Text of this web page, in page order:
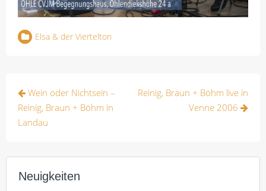
Elsa & der Viertelton
Beitragsnavigation
Wein oder Nichtsein –
Reinig, Braun + Böhm in
Landau
Reinig, Braun + Böhm live in
Venne 2006
Neuigkeiten